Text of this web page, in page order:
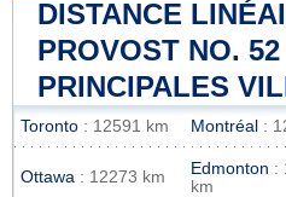
DISTANCE
PROVOST NO.
PRINCIPALES
Toronto : 12591 km Montréal :
Ottawa : 12273 km Edmonton :
km